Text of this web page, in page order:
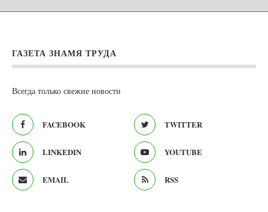
ГАЗЕТА ЗНАМЯ ТРУДА
Всегда только свежие новости
FACEBOOK TWITTER
LINKEDIN YOUTUBE
EMAIL RSS